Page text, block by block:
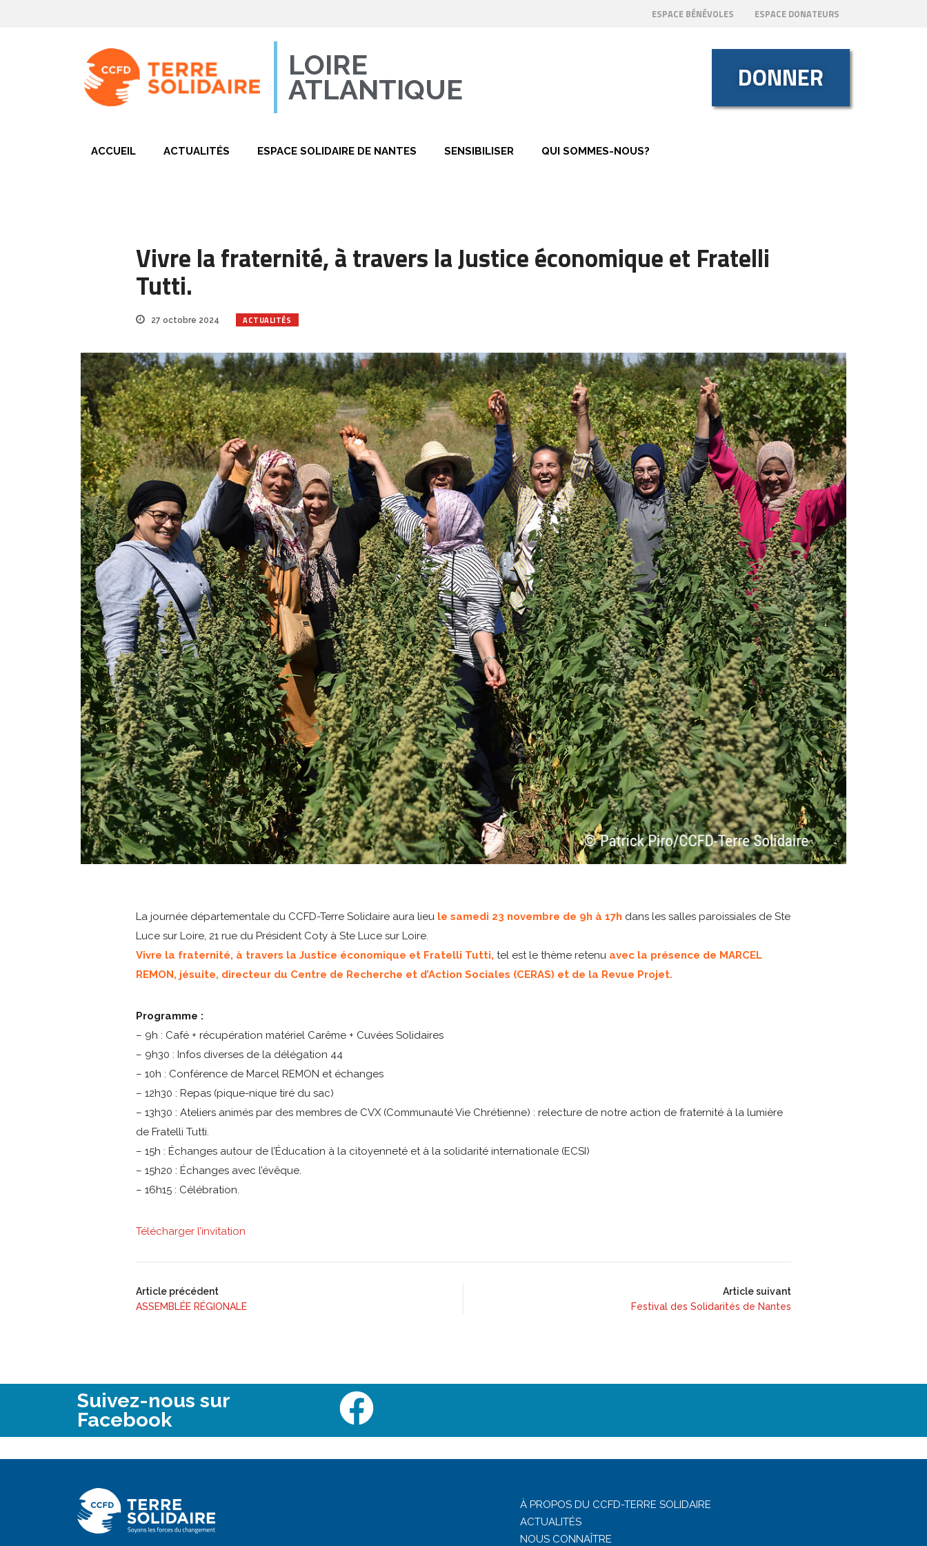
ESPACE BÉNÉVOLES ESPACE DONATEURS
LOIRE
ATLANTIQUE DONNER
ACCUEIL ACTUALITÉS ESPACE SOLIDAIRE DE NANTES SENSIBILISER QUI SOMMES-NOUS?
Vivre la fraternité, à travers la Justice économique et Fratelli
Tutti.
27 octobre 2024 ACTUALITÉS
La journée départementale du CCFD-Terre Solidaire aura lieu le samedi 23 novembre de 9h à 17h dans les salles paroissiales de Ste
Luce sur Loire, 21 rue du Président Coty à Ste Luce sur Loire.
Vivre la fraternité, à travers la Justice économique et Fratelli Tutti, tel est le thème retenu avec la présence de MARCEL
REMON, jésuite, directeur du Centre de Recherche et d’Action Sociales (CERAS) et de la Revue Projet.
Programme :
– 9h : Café + récupération matériel Carême + Cuvées Solidaires
– 9h30 : Infos diverses de la délégation 44
– 10h : Conférence de Marcel REMON et échanges
– 12h30 : Repas (pique-nique tiré du sac)
– 13h30 : Ateliers animés par des membres de CVX (Communauté Vie Chrétienne) : relecture de notre action de fraternité à la lumière
de Fratelli Tutti.
– 15h : Échanges autour de l’Éducation à la citoyenneté et à la solidarité internationale (ECSI)
– 15h20 : Échanges avec l’évêque.
– 16h15 : Célébration.
Télécharger l’invitation
Article précédent
ASSEMBLÉE RÉGIONALE
Article suivant
Festival des Solidarités de Nantes
Suivez-nous sur
Facebook
À PROPOS DU CCFD-TERRE SOLIDAIRE
ACTUALITÉS
NOUS CONNAÎTRE